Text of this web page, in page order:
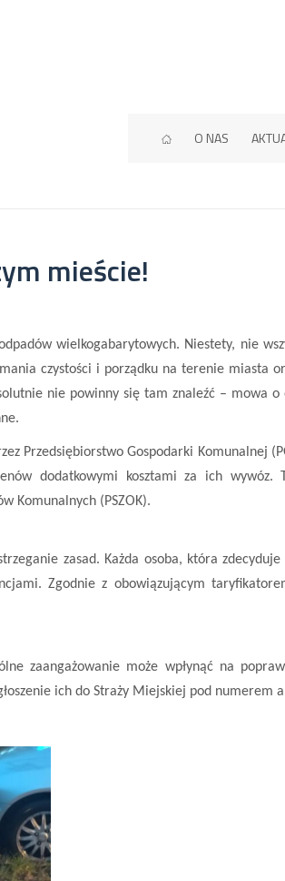
O NAS
mieście!
wielkogabarytowych. Niestety, nie
czystości i porządku na terenie miasta
nie powinny się tam znaleźć – mowa
Przedsiębiorstwo Gospodarki Komunalnej
dodatkowymi kosztami za ich wywóz.
Komunalnych (PSZOK).
zasad. Każda osoba, która
Zgodnie z obowiązującym
zaangażowanie może wpłynąć na
ich do Straży Miejskiej pod numerem